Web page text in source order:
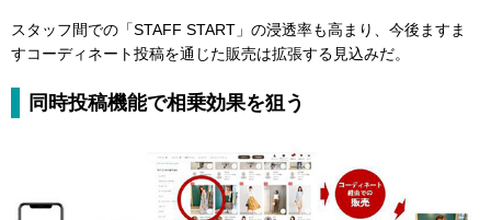
スタッフ間での「STAFF START」の浸透率も高まり、今後ますま
すコーディネート投稿を通じた販売は拡張する見込みだ。
同時投稿機能で相乗効果を狙う